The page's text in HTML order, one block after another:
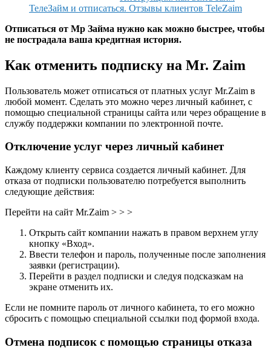
ТелеЗайм и отписаться. Отзывы клиентов TeleZaim
Отписаться от Мр Займа нужно как можно быстрее, чтобы
не пострадала ваша кредитная история.
Как отменить подписку на Mr. Zaim
Пользователь может отписаться от платных услуг Mr.Zaim в
любой момент. Сделать это можно через личный кабинет, с
помощью специальной страницы сайта или через обращение в
службу поддержки компании по электронной почте.
Отключение услуг через личный кабинет
Каждому клиенту сервиса создается личный кабинет. Для
отказа от подписки пользователю потребуется выполнить
следующие действия:
Перейти на сайт Mr.Zaim > > >
Открыть сайт компании нажать в правом верхнем углу
кнопку «Вход».
Ввести телефон и пароль, полученные после заполнения
заявки (регистрации).
Перейти в раздел подписки и следуя подсказкам на
экране отменить их.
Если не помните пароль от личного кабинета, то его можно
сбросить с помощью специальной ссылки под формой входа.
Отмена подписок с помощью страницы отказа